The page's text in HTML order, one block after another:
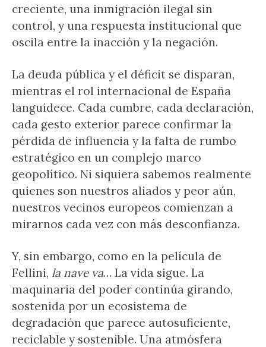
creciente, una inmigración ilegal sin
control, y una respuesta institucional que
oscila entre la inacción y la negación.
La deuda pública y el déficit se disparan,
mientras el rol internacional de España
languidece. Cada cumbre, cada declaración,
cada gesto exterior parece confirmar la
pérdida de influencia y la falta de rumbo
estratégico en un complejo marco
geopolítico. Ni siquiera sabemos realmente
quienes son nuestros aliados y peor aún,
nuestros vecinos europeos comienzan a
mirarnos cada vez con más desconfianza.
Y, sin embargo, como en la película de
Fellini, la nave va… La vida sigue. La
maquinaria del poder continúa girando,
sostenida por un ecosistema de
degradación que parece autosuficiente,
reciclable y sostenible. Una atmósfera